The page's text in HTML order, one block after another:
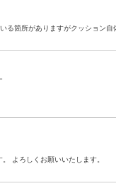
箇所がありますがクッション自
よろしくお願いいたします。